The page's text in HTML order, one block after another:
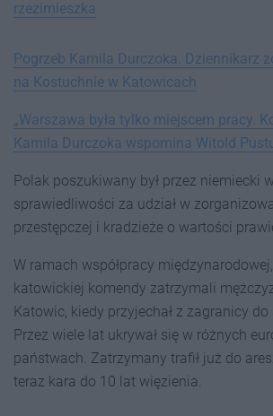
rzezimieszka
Pogrzeb Kamila Durczoka. Dziennikarz
na Kostuchnie w Katowicach
„Warszawa była tylko miejscem pracy.
Kamila Durczoka wspomina Witold
Polak poszukiwany był przez niemiecki
sprawiedliwości za udział w
przestępczej i kradzieże o wartości
W ramach współpracy
katowickiej komendy zatrzymali
Katowic, kiedy przyjechał z zagranicy
Przez wiele lat ukrywał się w różnych
państwach. Zatrzymany trafił już do
teraz kara do 10 lat więzienia.